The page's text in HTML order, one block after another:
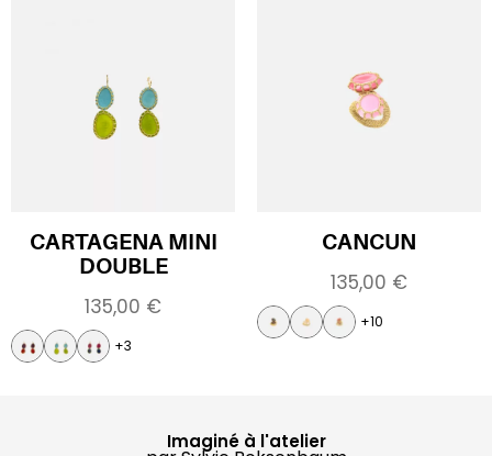
CARTAGENA MINI
DOUBLE
135,00 €
+3
CANCUN
135,00 €
+10
Imaginé à l'atelier